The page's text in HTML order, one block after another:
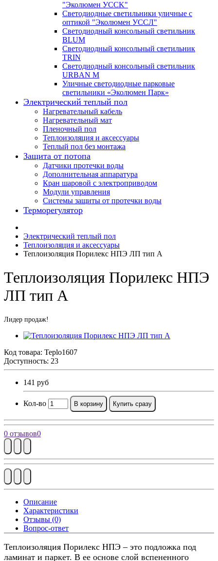
"Эколюмен УССK"
Светодиодные светильники уличные с
оптикой "Эколюмен УССЛ"
Светодиодный консольный светильник
BLUM
Светодиодный консольный светильник
TRIN
Светодиодный консольный светильник
URBAN M
Уличные светодиодные парковые
светильники «Эколюмен Парк»
Электрический теплый пол
Нагревательный кабель
Нагревательный мат
Пленочный пол
Теплоизоляция и аксессуары
Теплый пол без монтажа
Защита от потопа
Датчики протечки воды
Дополнительная аппаратура
Кран шаровой с электроприводом
Модули управления
Системы защиты от протечки воды
Терморегулятор
Электрический теплый пол
Теплоизоляция и аксессуары
Теплоизоляция Порилекс НПЭ ЛП тип А
Теплоизоляция Порилекс НПЭ
ЛП тип А
Лидер продаж!
Код товара: Teplo1607
Доступность: 23
141 руб
Кол-во В корзину Купить сразу
0 отзывов0
Описание
Характеристики
Отзывы (0)
Вопрос-ответ
Теплоизоляция Порилекс НПЭ – это подложка под
ламинат и паркет. В ее основе слой вспененного